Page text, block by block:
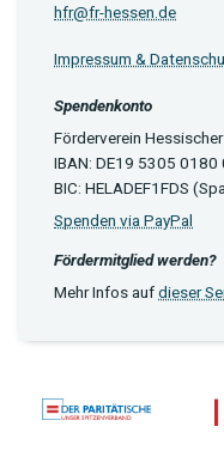
hfr@fr-hessen.de
Impressum &
Spendenkonto
Förderverein
IBAN: DE19 5305
BIC: HELADEF1FDS
Spenden via PayPal
Fördermitglied werden?
Mehr Infos aufdieser